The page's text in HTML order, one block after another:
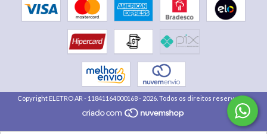
Copyright ELETRO AR - 11841164000168 - 2026. Todos os direitos reservados.